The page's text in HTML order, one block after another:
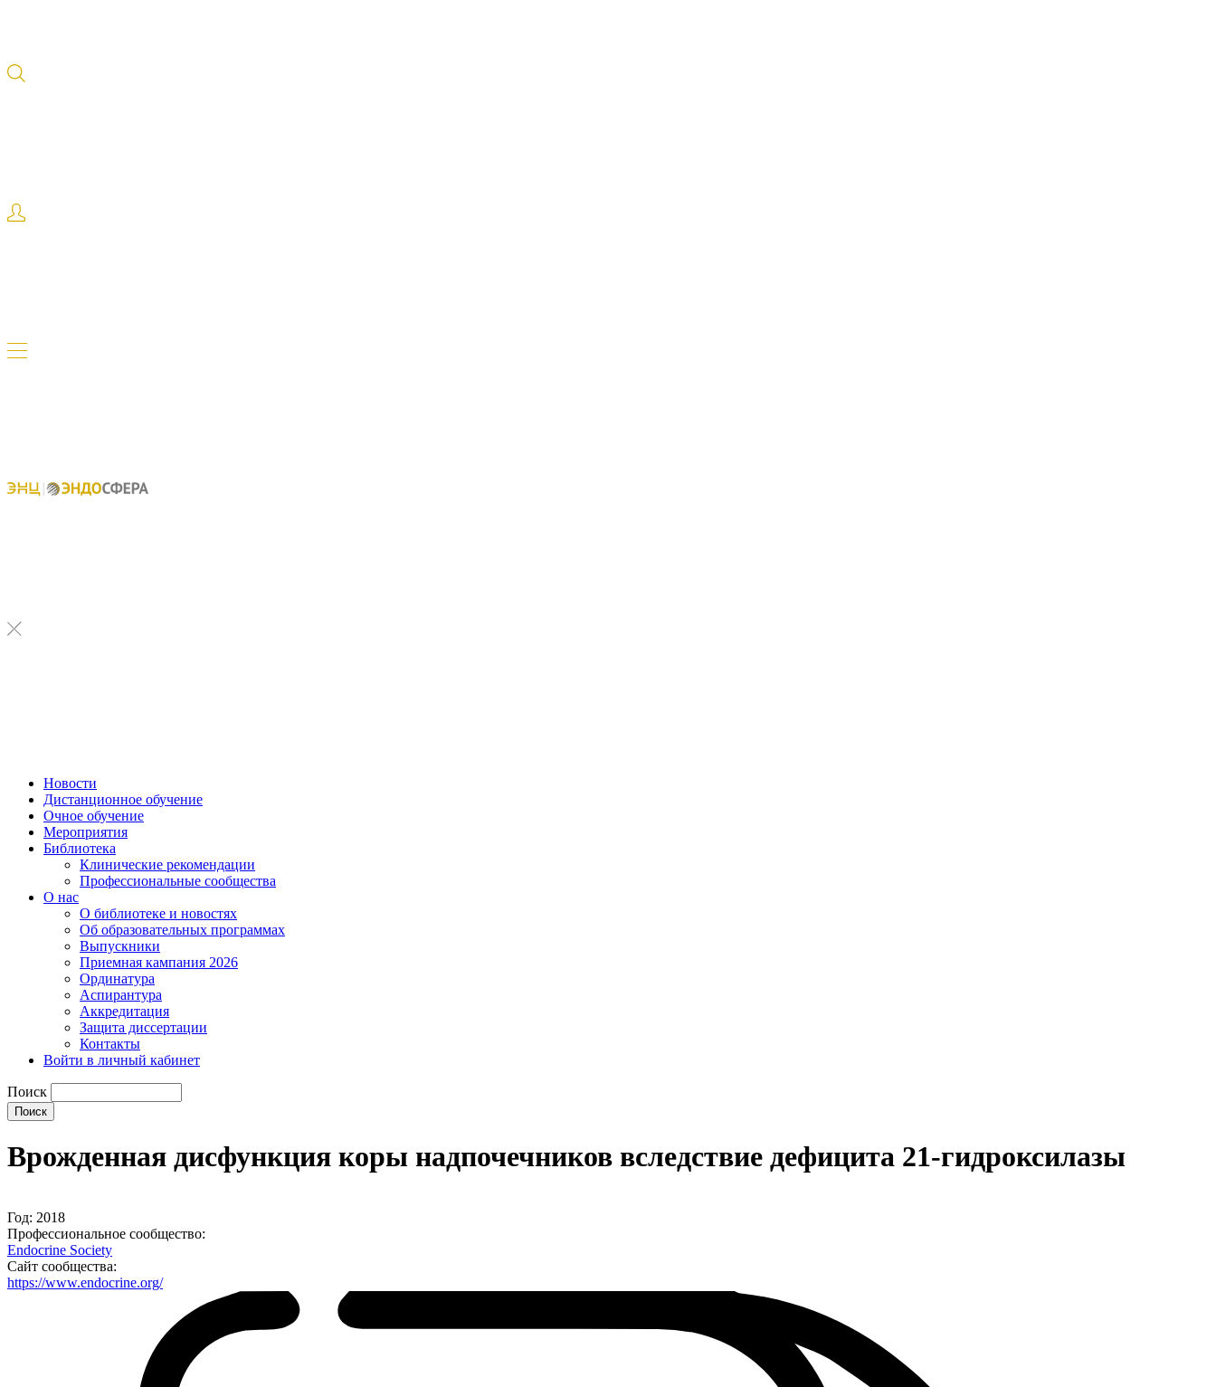
Новости
Дистанционное обучение
Очное обучение
Мероприятия
Библиотека
Клинические рекомендации
Профессиональные сообщества
О нас
О библиотеке и новостях
Об образовательных программах
Выпускники
Приемная кампания 2026
Ординатура
Аспирантура
Аккредитация
Защита диссертации
Контакты
Войти в личный кабинет
Поиск
Врожденная дисфункция коры надпочечников вследствие дефицита 21-гидроксилазы
Год: 2018
Профессиональное сообщество:
Endocrine Society
Сайт сообщества:
https://www.endocrine.org/